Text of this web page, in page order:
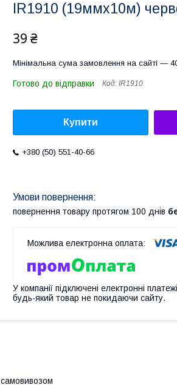
IR1910 (19ммx10м)
39 ₴
Мінімальна сума замовлення на сайті —
Готово до відправки Код: IR1910
Купити
+380 (50) 551-40-66
повернення товару протягом 100 днів
У компанії підключені електронні
будь-який товар не покидаючи сайту.